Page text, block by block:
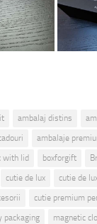
ambalaj distins
ambalaje
with lid boxforgift
cutie de lux cutie de
cutie premium
packaging magnetic